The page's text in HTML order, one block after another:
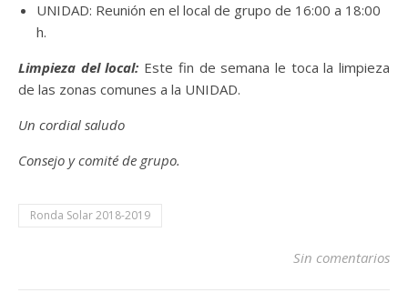
UNIDAD: Reunión en el local de grupo de 16:00 a 18:00
h.
Limpieza del local: Este fin de semana le toca la limpieza
de las zonas comunes a la UNIDAD.
Un cordial saludo
Consejo y comité de grupo.
Ronda Solar 2018-2019
Sin comentarios